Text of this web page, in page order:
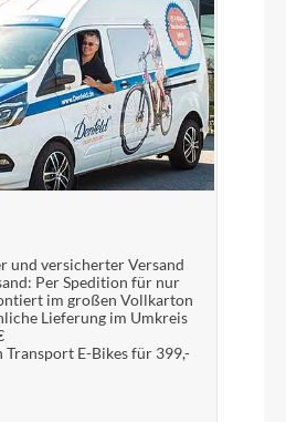
und versicherter Versand
Per Spedition für nur
im großen Vollkarton
Lieferung im Umkreis
Transport E-Bikes für 399,-